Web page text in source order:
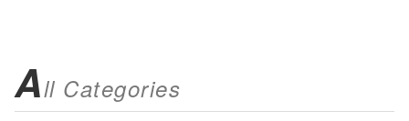
All Categories